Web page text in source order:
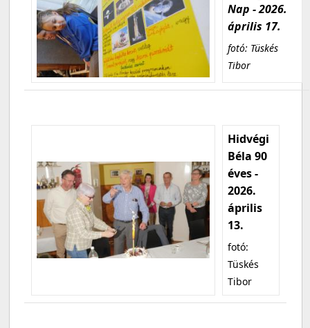
Nap - 2026.
április 17.
fotó: Tüskés
Tibor
Hidvégi
Béla 90
éves -
2026.
április
13.
fotó:
Tüskés
Tibor